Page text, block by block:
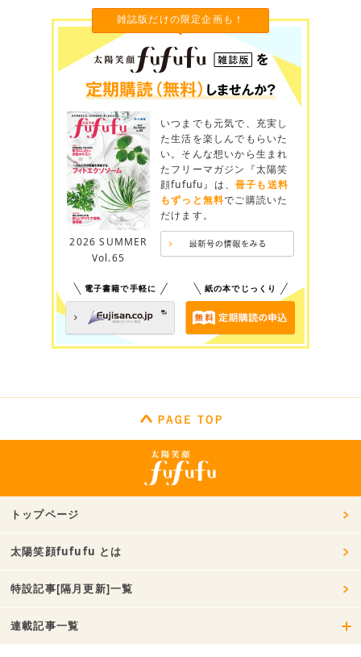
雑誌版だけの限定企画も！
2026 SUMMER
Vol.65
いつまでも元気で、充実し
た生活を楽しんでもらいた
い。そんな想いから生まれ
たフリーマガジン『太陽笑
顔fufufu』は、 冊子も送料
もずっと無料でご購読いた
だけます。
電子書籍で手軽に 紙の本でじっくり
トップページ
太陽笑顔fufufu とは
特設記事[隔月更新]一覧
連載記事一覧